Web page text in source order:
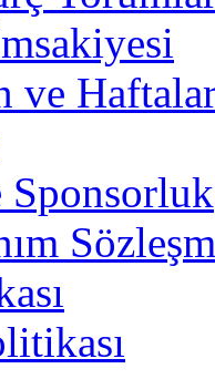
ve
Sponsorluk